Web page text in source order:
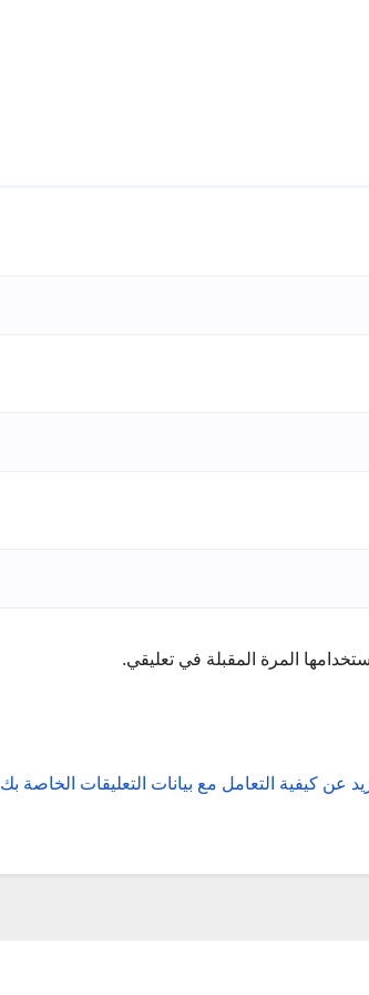
المرة المقبلة في تعليقي.
عن كيفية التعامل مع بيانات التعليقات الخاصة بك